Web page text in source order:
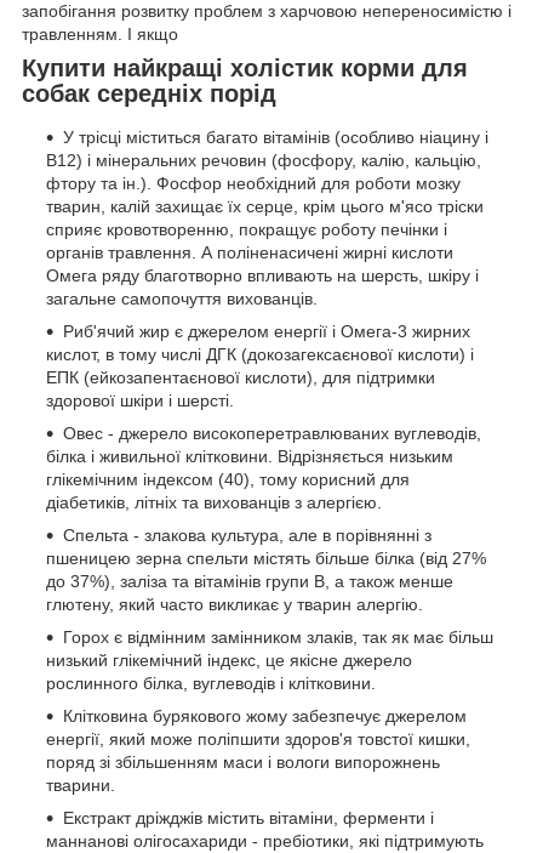
запобігання розвитку проблем з харчовою непереносимістю і
травленням. І якщо
Купити найкращі холістик корми для
собак середніх порід
У трісці міститься багато вітамінів (особливо ніацину і
B12) і мінеральних речовин (фосфору, калію, кальцію,
фтору та ін.). Фосфор необхідний для роботи мозку
тварин, калій захищає їх серце, крім цього м'ясо тріски
сприяє кровотворенню, покращує роботу печінки і
органів травлення. А поліненасичені жирні кислоти
Омега ряду благотворно впливають на шерсть, шкіру і
загальне самопочуття вихованців.
Риб'ячий жир є джерелом енергії і Омега-3 жирних
кислот, в тому числі ДГК (докозагексаєнової кислоти) і
ЕПК (ейкозапентаєнової кислоти), для підтримки
здорової шкіри і шерсті.
Овес - джерело високоперетравлюваних вуглеводів,
білка і живильної клітковини. Відрізняється низьким
глікемічним індексом (40), тому корисний для
діабетиків, літніх та вихованців з алергією.
Спельта - злакова культура, але в порівнянні з
пшеницею зерна спельти містять більше білка (від 27%
до 37%), заліза та вітамінів групи В, а також менше
глютену, який часто викликає у тварин алергію.
Горох є відмінним замінником злаків, так як має більш
низький глікемічний індекс, це якісне джерело
рослинного білка, вуглеводів і клітковини.
Клітковина бурякового жому забезпечує джерелом
енергії, який може поліпшити здоров'я товстої кишки,
поряд зі збільшенням маси і вологи випорожнень
тварини.
Екстракт дріжджів містить вітаміни, ферменти і
маннанові олігосахариди - пребіотики, які підтримують